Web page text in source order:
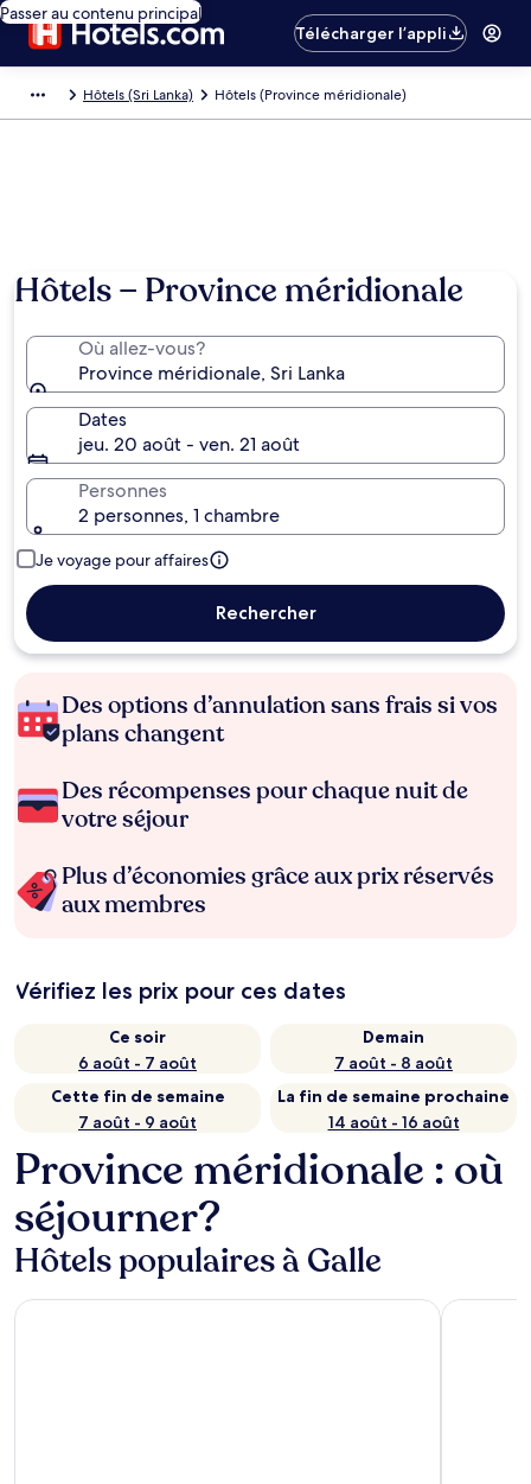
Passer au contenu principal
Télécharger l’appli
Hôtels (Sri Lanka) Hôtels (Province méridionale)
Hôtels − Province méridionale
Où allez-vous?
Province méridionale, Sri Lanka
Dates
jeu. 20 août - ven. 21 août
Personnes
2 personnes, 1 chambre
Je voyage pour affaires
Rechercher
Des options d’annulation sans frais si vos
plans changent
Des récompenses pour chaque nuit de
votre séjour
Plus d’économies grâce aux prix réservés
aux membres
Vérifiez les prix pour ces dates
Ce soir
6 août - 7 août
Demain
7 août - 8 août
Cette fin de semaine
7 août - 9 août
La fin de semaine prochaine
14 août - 16 août
Province méridionale : où
séjourner?
Hôtels populaires à Galle
Radisson Blu Resort Galle Jetwing